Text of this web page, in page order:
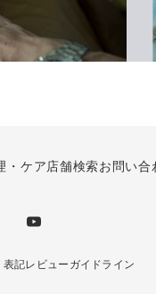
・ケア店舗検索お問い合
表記レビューガイドライン